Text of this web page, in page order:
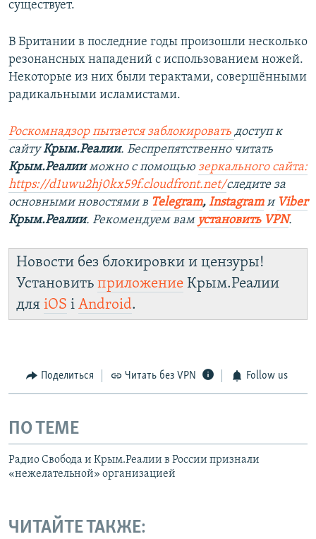
существует.
В Британии в последние годы произошли несколько
резонансных нападений с использованием ножей.
Некоторые из них были терактами, совершёнными
радикальными исламистами.
Роскомнадзор пытается заблокировать доступ к
сайтуКрым.Реалии. Беспрепятственно читать
Крым.Реалииможно с помощью зеркального сайта:
https://d1uwu2hj0kx59f.cloudfront.net/следите за
основными новостями в Telegram, Instagramи Viber
Крым.Реалии. Рекомендуем вам установить VPN.
Новости без блокировки и цензуры!
Установить приложение Крым.Реалии
для iOS і Android.
Поделиться Читать без VPN Follow us
ПО ТЕМЕ
Радио Свобода и Крым.Реалии в России признали
«нежелательной» организацией
ЧИТАЙТЕ ТАКЖЕ: